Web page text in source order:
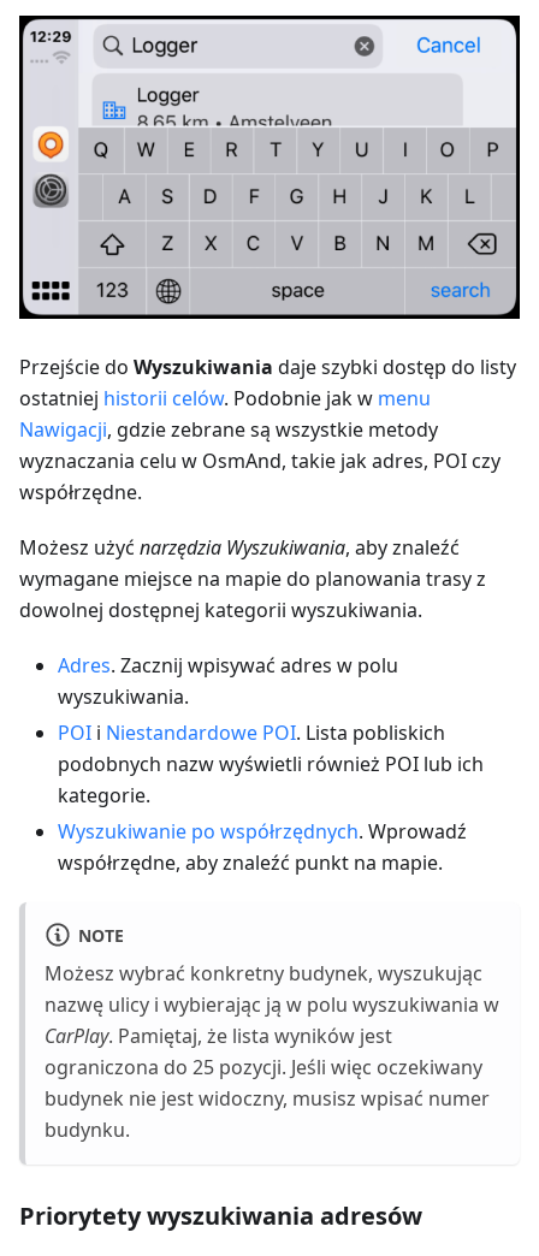
Przejście do Wyszukiwania daje szybki dostęp do listy
ostatniej historii celów. Podobnie jak w menu
Nawigacji, gdzie zebrane są wszystkie metody
wyznaczania celu w OsmAnd, takie jak adres, POI czy
współrzędne.
Możesz użyć narzędzia Wyszukiwania, aby znaleźć
wymagane miejsce na mapie do planowania trasy z
dowolnej dostępnej kategorii wyszukiwania.
Adres. Zacznij wpisywać adres w polu
wyszukiwania.
POI i Niestandardowe POI. Lista pobliskich
podobnych nazw wyświetli również POI lub ich
kategorie.
Wyszukiwanie po współrzędnych. Wprowadź
współrzędne, aby znaleźć punkt na mapie.
NOTE
Możesz wybrać konkretny budynek, wyszukując
nazwę ulicy i wybierając ją w polu wyszukiwania w
CarPlay. Pamiętaj, że lista wyników jest
ograniczona do 25 pozycji. Jeśli więc oczekiwany
budynek nie jest widoczny, musisz wpisać numer
budynku.
Priorytety wyszukiwania adresów